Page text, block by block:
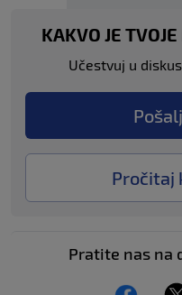
KAKVO JE
Učestvuj u
Pročitaj
Pratite nas na